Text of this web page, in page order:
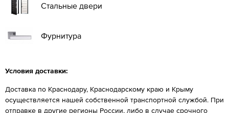
Стальные двери
Фурнитура
Условия доставки:
Доставка по Краснодару, Краснодарскому краю и Крыму
осуществляется нашей собственной транспортной службой. При
отправке в другие регионы России, либо в случае срочного